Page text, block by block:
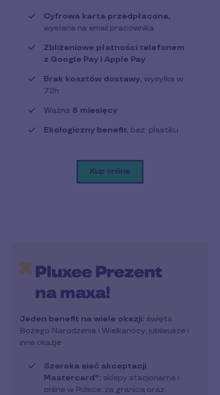
Cyfrowa karta przedpłacona,
wysłana na email pracownika
Zbliżeniowe płatności telefonem
z Google Pay i Apple Pay
Brak kosztów dostawy, wysyłka w
72h
Ważna 8 miesięcy
Ekologiczny benefit, bez plastiku
Kup online
Jeden benefit na wiele okazji: święta
Bożego Narodzenia i Wielkanocy, jubileusze i
inne okazje
Szeroka sieć akceptacji
Mastercard®: sklepy stacjonarne i
online w Polsce, za granicą oraz